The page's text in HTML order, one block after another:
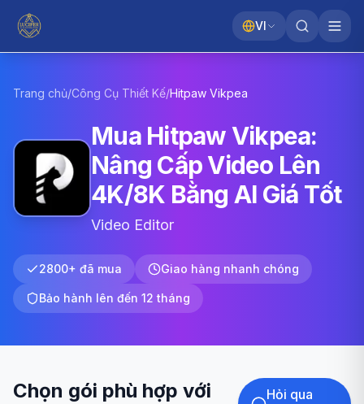
VI
Trang chủ/Công Cụ Thiết Kế/Hitpaw Vikpea
Mua Hitpaw Vikpea:
Nâng Cấp Video Lên
4K/8K Bằng AI Giá Tốt
Video Editor
2800+ đã mua Giao hàng nhanh chóng
Bảo hành lên đến 12 tháng
Chọn gói phù hợp với
Hỏi qua